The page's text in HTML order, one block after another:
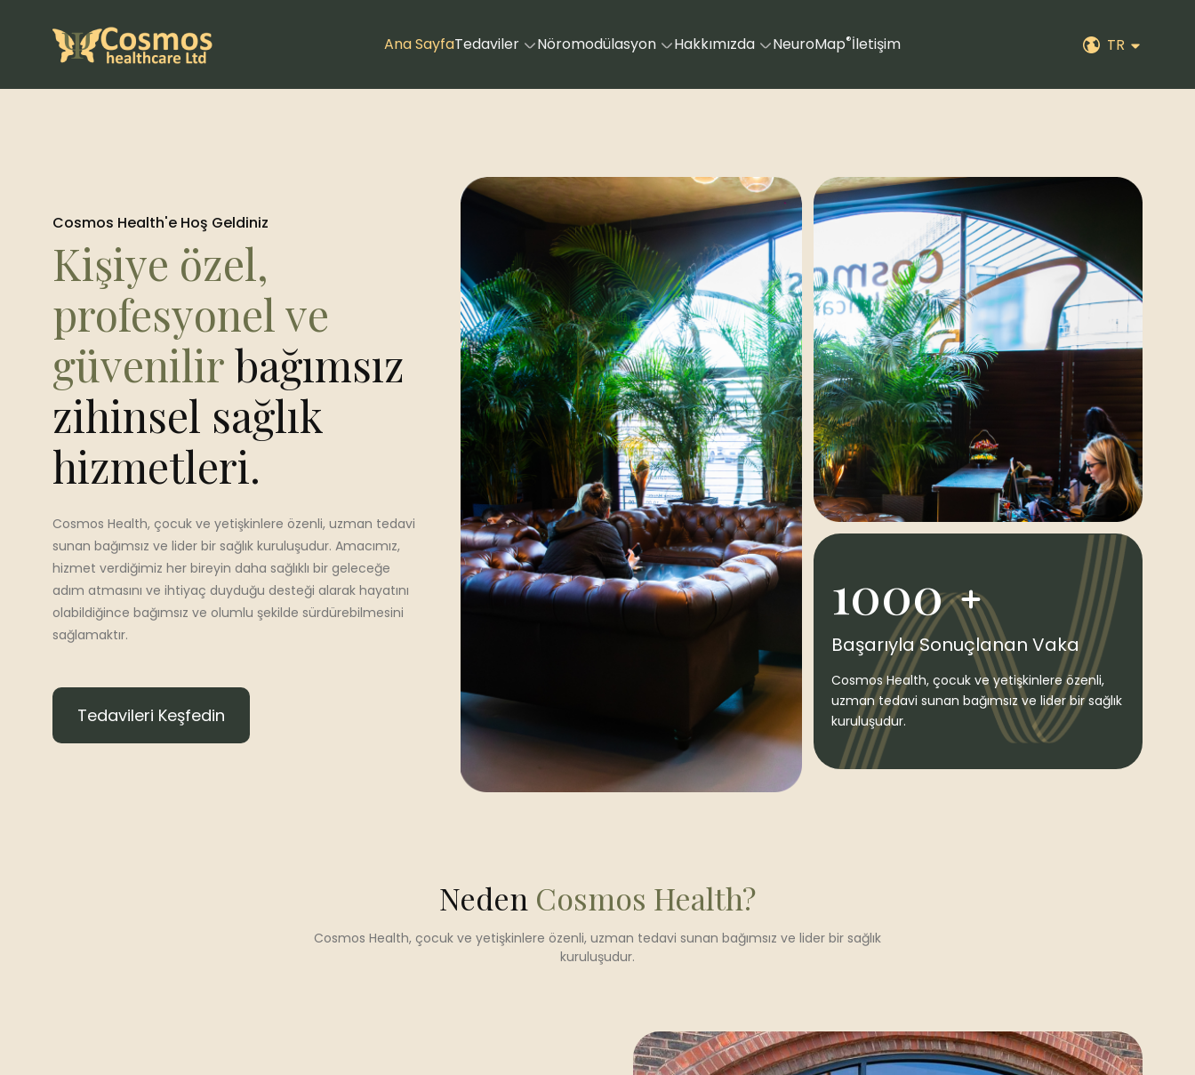
Ana SayfaTedaviler Nöromodülasyon Hakkımızda NeuroMap®İletişim TR
Cosmos Health'e Hoş Geldiniz
Kişiye özel,
profesyonel ve
güvenilirbağımsız
zihinsel sağlık
hizmetleri.
Cosmos Health, çocuk ve yetişkinlere özenli, uzman tedavi
sunan bağımsız ve lider bir sağlık kuruluşudur. Amacımız,
hizmet verdiğimiz her bireyin daha sağlıklı bir geleceğe
adım atmasını ve ihtiyaç duyduğu desteği alarak hayatını
olabildiğince bağımsız ve olumlu şekilde sürdürebilmesini
sağlamaktır.
Tedavileri Keşfedin
1000
Başarıyla Sonuçlanan Vaka
Cosmos Health, çocuk ve yetişkinlere özenli,
uzman tedavi sunan bağımsız ve lider bir sağlık
kuruluşudur.
Neden Cosmos Health?
Cosmos Health, çocuk ve yetişkinlere özenli, uzman tedavi sunan bağımsız ve lider bir sağlık
kuruluşudur.